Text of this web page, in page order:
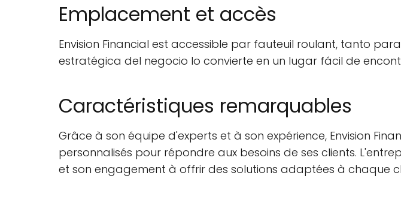
Emplacement et accès
Envision Financial est accessible par fauteuil roulant, tanto
estratégica del negocio lo convierte en un lugar fácil de
Caractéristiques remarquables
Grâce à son équipe d'experts et à son expérience, Envision
personnalisés pour répondre aux besoins de ses clients.
et son engagement à offrir des solutions adaptées à chaque